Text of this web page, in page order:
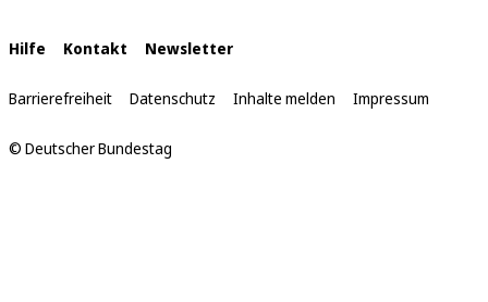
Interne
Links
Hilfe Kontakt Newsletter
Barrierefreiheit Datenschutz Inhalte melden Impressum
© Deutscher Bundestag